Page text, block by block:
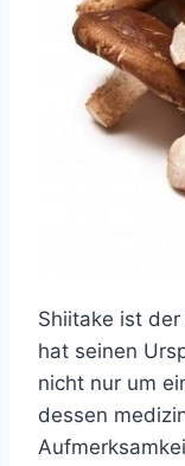
Shiitake ist
hat seinen
nicht nur um
dessen